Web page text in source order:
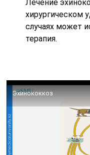
Лечение
хирургическом
случаях может
терапия.
Эхинококкоз